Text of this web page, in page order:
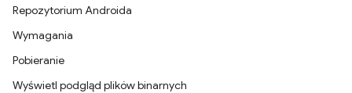
Repozytorium Androida
Wymagania
Pobieranie
Wyświetl podgląd plików binarnych